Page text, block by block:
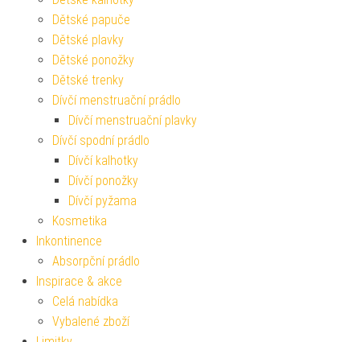
Dětské papuče
Dětské plavky
Dětské ponožky
Dětské trenky
Dívčí menstruační prádlo
Dívčí menstruační plavky
Dívčí spodní prádlo
Dívčí kalhotky
Dívčí ponožky
Dívčí pyžama
Kosmetika
Inkontinence
Absorpční prádlo
Inspirace & akce
Celá nabídka
Vybalené zboží